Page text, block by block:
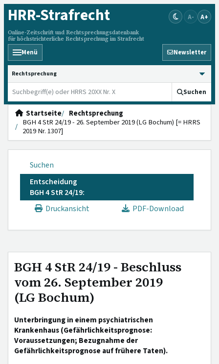
HRR-Strafrecht
Online-Zeitschrift und Rechtsprechungsdatenbank
für höchstrichterliche Rechtsprechung im Strafrecht
A- A+
Menü Newsletter
HRRS durchsuchen
Suchen
Startseite
Rechtsprechung
BGH 4 StR 24/19 - 26. September 2019 (LG Bochum) [= HRRS
2019 Nr. 1307]
Suchen
Entscheidung
BGH 4 StR 24/19:
Druckansicht
PDF-Download
BGH 4 StR 24/19 - Beschluss
vom 26. September 2019
(LG Bochum)
Unterbringung in einem psychiatrischen
Krankenhaus (Gefährlichkeitsprognose:
Voraussetzungen; Bezugnahme der
Gefährlichkeitsprognose auf frühere Taten).